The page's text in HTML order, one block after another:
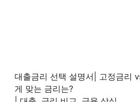
대출금리 선택 설명서| 고정금리
게 맞는 금리는?